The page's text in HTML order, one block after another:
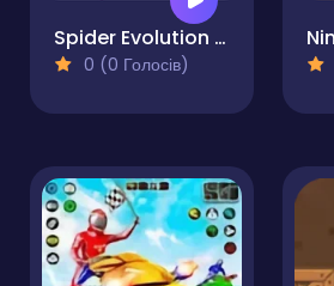
Spider Evolution Runner Game
0 (0 Голосів)